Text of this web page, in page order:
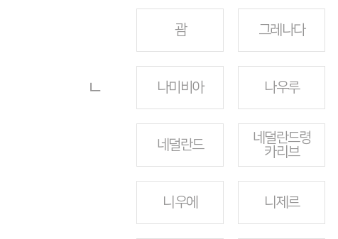
괌 그레나다
ㄴ 나미비아 나우루
네덜란드
네덜란드령
카리브
니우에 니제르